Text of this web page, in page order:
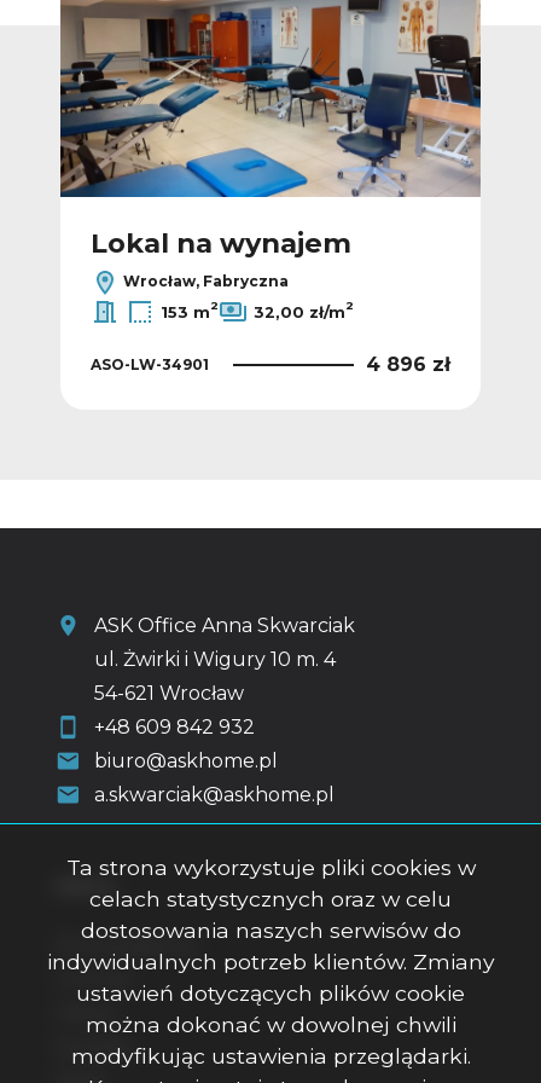
Lokal na wynajem
Wrocław, Fabryczna
153 m2 32,00 zł/m2
ASO-LW-34901 4 896 zł
ASK Office Anna Skwarciak
ul. Żwirki i Wigury 10 m. 4
54-621 Wrocław
+48 609 842 932
biuro@askhome.pl
a.skwarciak@askhome.pl
Strona główna
O firmie
Kontakt
Ta strona wykorzystuje pliki cookies w
celach statystycznych oraz w celu
dostosowania naszych serwisów do
indywidualnych potrzeb klientów. Zmiany
ustawień dotyczących plików cookie
można dokonać w dowolnej chwili
modyfikując ustawienia przeglądarki.